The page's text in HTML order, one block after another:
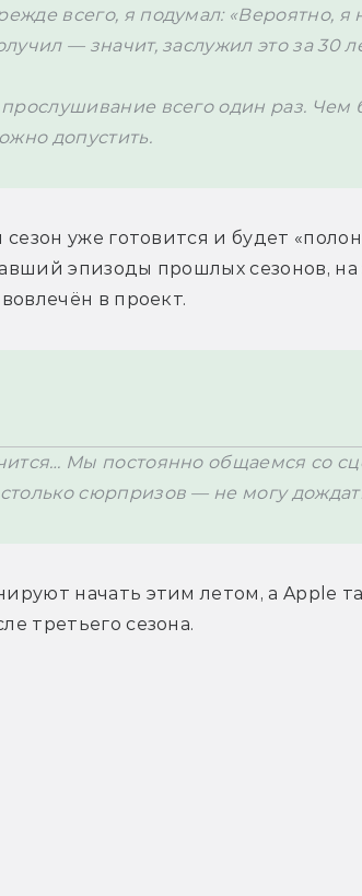
всего, я подумал: «Вероятно, я
— значит, заслужил это за 30
прослушивание всего один раз. Чем
тем больше ошибок можно допустить.
сезон уже готовится и будет
эпизоды прошлых сезонов, на
в проект.
Мы постоянно общаемся со
сюрпризов — не могу
начать этим летом, а Apple
третьего сезона.